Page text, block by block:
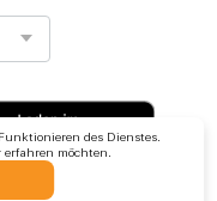
des Dienstes.
erfahren möchten.